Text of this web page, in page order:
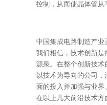
控制，从而使晶体管从
中国集成电路制造产业
我们相信，技术创新是
源泉。在整个创新技
以技术为导向的公司
面的投入并加强与业
在以上几大前沿技术方